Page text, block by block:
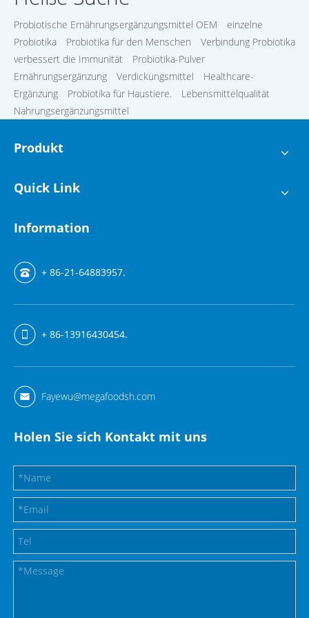
Probiotische Ernährungsergänzungsmittel OEM
einzelne
Probiotika
Probiotika für den Menschen
Verbindung Probiotika
verbessert die Immunität
Probiotika-Pulver
Ernährungsergänzung
Verdickungsmittel
Healthcare-
Ergänzung
Probiotika für Haustiere.
Lebensmittelqualität
Nahrungsergänzungsmittel
Produkt
Quick Link
Information
+ 86-21-64883957.
+ 86-13916430454.
Fayewu@megafoodsh.com
Holen Sie sich Kontakt mit uns